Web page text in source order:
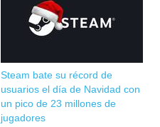
Steam bate su récord de
usuarios el día de Navidad con
un pico de 23 millones de
jugadores